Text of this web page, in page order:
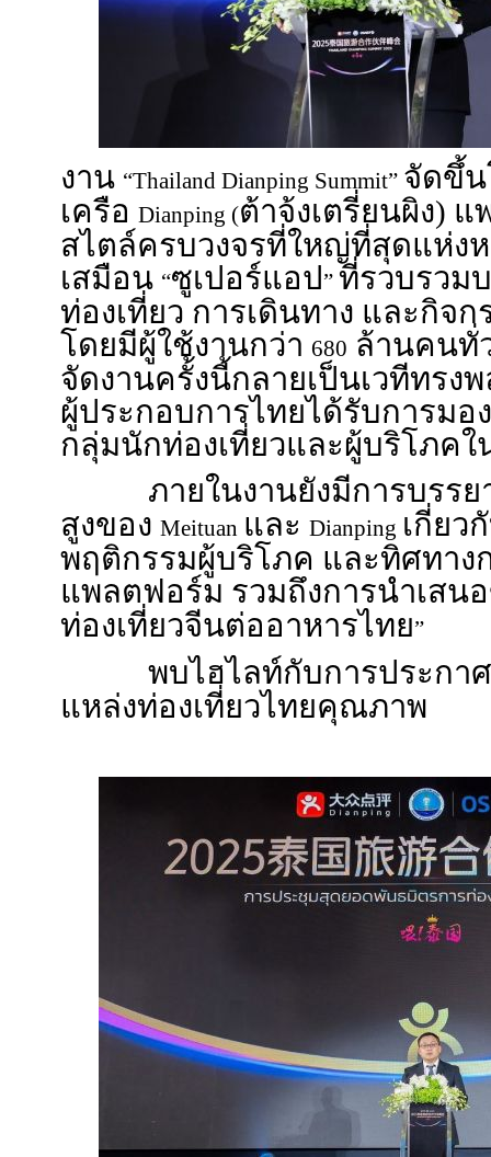
งาน “Thailand Dianping Summit” จัดขึ้
เครือ Dianping (ต้าจ้งเตรี่ยนผิง)
สไตล์ครบวงจรที่ใหญ่ที่สุดแห่ง
เสมือน “ซูเปอร์แอป” ที่รวบรวม
ท่องเที่ยว การเดินทาง และกิจ
โดยมีผู้ใช้งานกว่า 680 ล้านคนทั่
จัดงานครั้งนี้กลายเป็นเวทีทรง
ผู้ประกอบการไทยได้รับการมอ
กลุ่มนักท่องเที่ยวและผู้บริโภคใ
ภายในงานยังมีการบรร
สูงของ Meituan และ Dianping เกี่ยว
พฤติกรรมผู้บริโภค และทิศทาง
แพลตฟอร์ม รวมถึงการนำเสน
ท่องเที่ยวจีนต่ออาหารไทย”
พบไฮไลท์กับการประกา
แหล่งท่องเที่ยวไทยคุณภาพ